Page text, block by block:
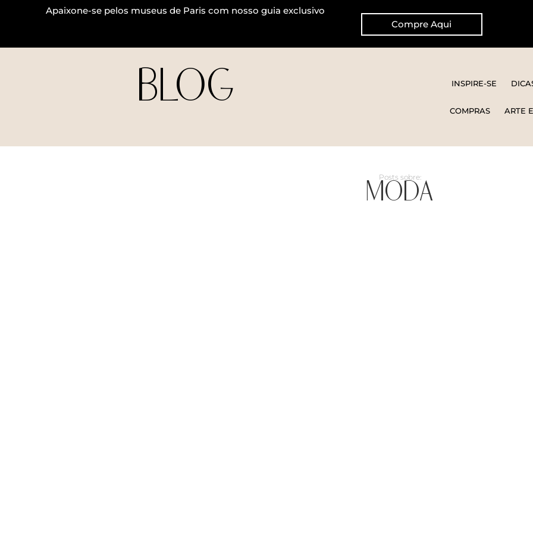
Apaixone-se pelos museus de Paris com nosso guia exclusivo
Compre Aqui
BLOG INSPIRE-SE
COMPRAS ARTE
Posts sobre:
MODA